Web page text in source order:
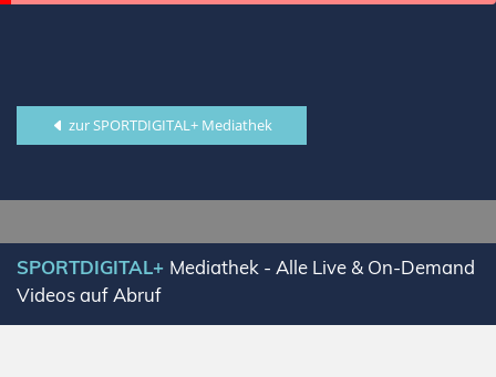
zur SPORTDIGITAL+ Mediathek
SPORTDIGITAL+ Mediathek - Alle Live & On-Demand
Videos auf Abruf